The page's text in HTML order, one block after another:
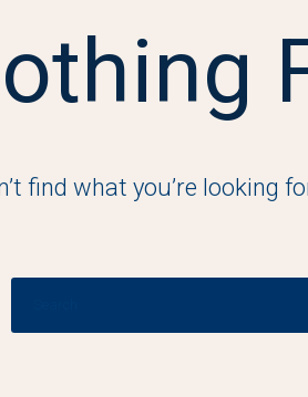
find what you’re looking